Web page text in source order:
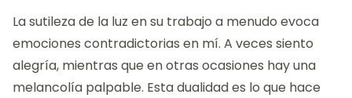
La sutileza de la luz en su trabajo a menudo evoca
emociones contradictorias en mí. A veces siento
alegría, mientras que en otras ocasiones hay una
melancolía palpable. Esta dualidad es lo que hace